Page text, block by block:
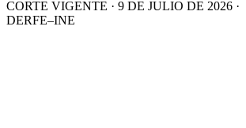
CORTE VIGENTE · 9 DE JULIO DE 2026 ·
DERFE–INE